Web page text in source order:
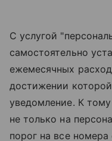
С услугой
самостоятельно
ежемесячных
достижении
уведомление. К
не только на
порог на все